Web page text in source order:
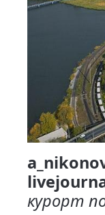
курорт